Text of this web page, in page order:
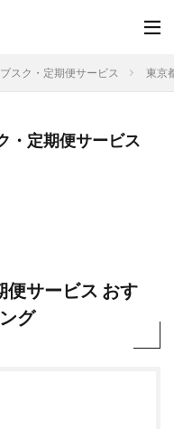
スク・定期便サービス 東京
・定期便サービス
便サービス おす
グ